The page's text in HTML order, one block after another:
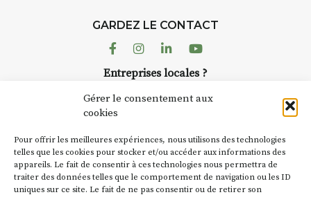
Gérer le consentement aux
cookies
Pour offrir les meilleures expériences, nous utilisons des technologies
telles que les cookies pour stocker et/ou accéder aux informations des
appareils. Le fait de consentir à ces technologies nous permettra de
traiter des données telles que le comportement de navigation ou les ID
uniques sur ce site. Le fait de ne pas consentir ou de retirer son
GARDEZ LE CONTACT
FacebookInstagram
LinkedinYoutube
Entreprises locales ?
Suivez toute l'actu de Strada